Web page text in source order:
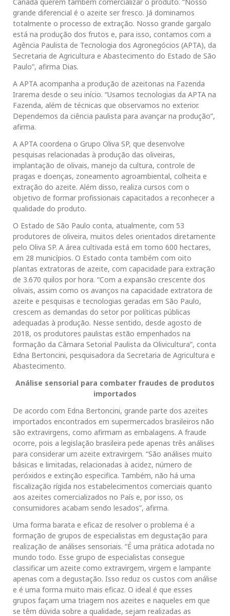
grande diferencial é o azeite ser fresco. Já dominamos
totalmente o processo de extração. Nosso grande gargalo
está na produção dos frutos e, para isso, contamos com a
Agência Paulista de Tecnologia dos Agronegócios (APTA), da
Secretaria de Agricultura e Abastecimento do Estado de São
Paulo”, afirma Dias.
A APTA acompanha a produção de azeitonas na Fazenda
Irarema desde o seu início. “Usamos tecnologias da APTA na
Fazenda, além de técnicas que observamos no exterior.
Dependemos da ciência paulista para avançar na produção”,
afirma.
A APTA coordena o Grupo Oliva SP, que desenvolve
pesquisas relacionadas à produção das oliveiras,
implantação de olivais, manejo da cultura, controle de
pragas e doenças, zoneamento agroambiental, colheita e
extração do azeite. Além disso, realiza cursos com o
objetivo de formar profissionais capacitados a reconhecer a
qualidade do produto.
O Estado de São Paulo conta, atualmente, com 53
produtores de oliveira, muitos deles orientados diretamente
pelo Oliva SP. A área cultivada está em torno 600 hectares,
em 28 municípios. O Estado conta também com oito
plantas extratoras de azeite, com capacidade para extração
de 3.670 quilos por hora. “Com a expansão crescente dos
olivais, assim como os avanços na capacidade extratora de
azeite e pesquisas e tecnologias geradas em São Paulo,
crescem as demandas do setor por políticas públicas
adequadas à produção. Nesse sentido, desde agosto de
2018, os produtores paulistas estão empenhados na
formação da Câmara Setorial Paulista da Olivicultura”, conta
Edna Bertoncini, pesquisadora da Secretaria de Agricultura e
Abastecimento.
Análise sensorial para combater fraudes de produtos
importados
De acordo com Edna Bertoncini, grande parte dos azeites
importados encontrados em supermercados brasileiros não
são extravirgens, como afirmam as embalagens. A fraude
ocorre, pois a legislação brasileira pede apenas três análises
para considerar um azeite extravirgem. “São análises muito
básicas e limitadas, relacionadas à acidez, número de
peróxidos e extinção especifica. Também, não há uma
fiscalização rígida nos estabelecimentos comerciais quanto
aos azeites comercializados no País e, por isso, os
consumidores acabam sendo lesados”, afirma.
Uma forma barata e eficaz de resolver o problema é a
formação de grupos de especialistas em degustação para
realização de análises sensoriais. “É uma prática adotada no
mundo todo. Esse grupo de especialistas consegue
classificar um azeite como extravirgem, virgem e lampante
apenas com a degustação. Isso reduz os custos com análise
e é uma forma muito mais eficaz. O ideal é que esses
grupos façam uma triagem nos azeites e naqueles em que
se têm dúvida sobre a qualidade, sejam realizadas as